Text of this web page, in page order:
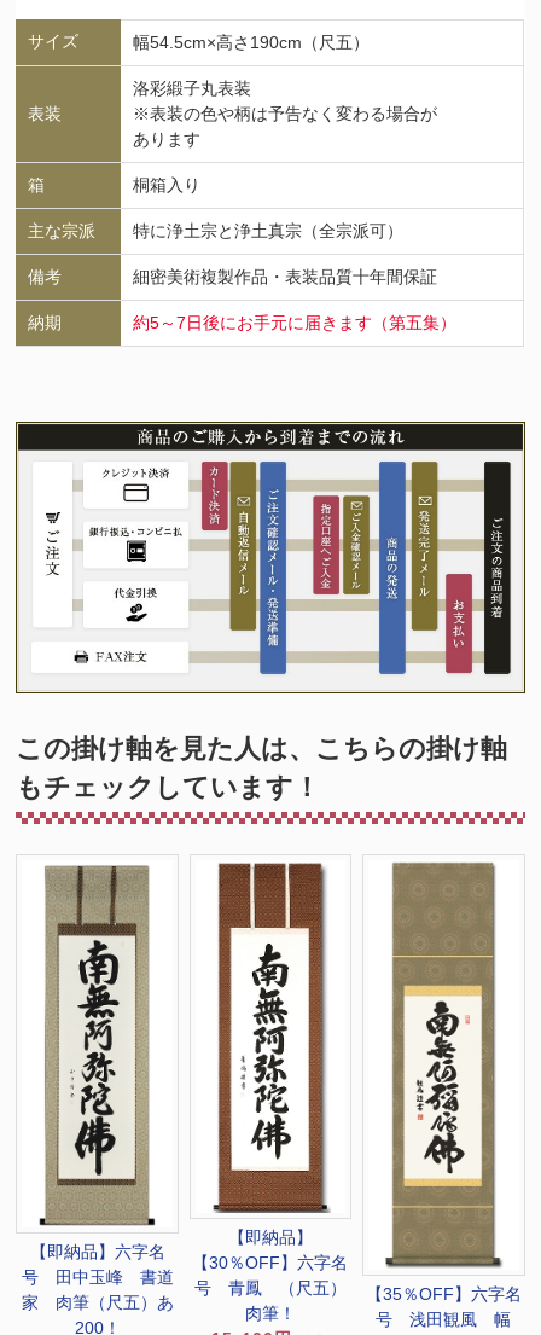
サイズ 幅54.5cm×高さ190cm（尺五）
表装
洛彩緞子丸表装
※表装の色や柄は予告なく変わる場合が
あります
箱 桐箱入り
主な宗派 特に浄土宗と浄土真宗（全宗派可）
備考 細密美術複製作品・表装品質十年間保証
納期 約5～7日後にお手元に届きます（第五集）
この掛け軸を見た人は、こちらの掛け軸
もチェックしています！
【即納品】六字名
号 田中玉峰 書道
家 肉筆（尺五）あ
200！
【即納品】
【30％OFF】六字名
号 青鳳 （尺五）
肉筆！
【35％OFF】六字名
号 浅田観風 幅